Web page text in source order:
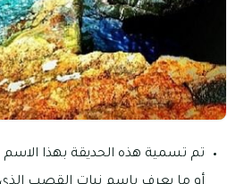
تم تسمية هذه الحديقة بهذا